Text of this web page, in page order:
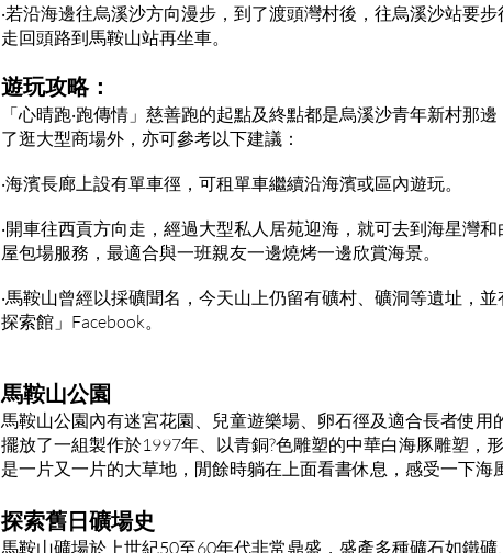
‧若沿海邊往烏溪沙方向漫步，到了渡頭灣村後，往烏溪沙站要
走回頭路到馬鞍山站再坐車。
遊玩攻略：
「心晴跑‧跑傳情」慈善跑的起點及終點都是烏溪沙青年新村那
了逛大型商場外，亦可參考以下建議：
‧海濱長廊上設有單車徑，可租單車繼續沿海濱或區內遊玩。
‧開車往西貢方向走，經過大型私人居苑迎海，就可去到海星灣
屋包場服務，最適合與一班親友一邊燒烤一邊欣賞海景。
‧馬鞍山曾經以採礦聞名，今天山上仍留有礦村、礦洞等遺址，
探索館」Facebook。
馬鞍山公園
馬鞍山公園內有迷宮花園、兒童遊樂場、卵石徑及適合長者使
擺放了一組製作於1997年、以青銅?色雕塑的中華白海豚雕塑，
是一片又一片的大草地，閒餘時躺在上面看書休息，感受一下海
探索舊日礦場史
馬鞍山礦場於上世紀50至60年代非常鼎盛，盛產多種礦石如鐵